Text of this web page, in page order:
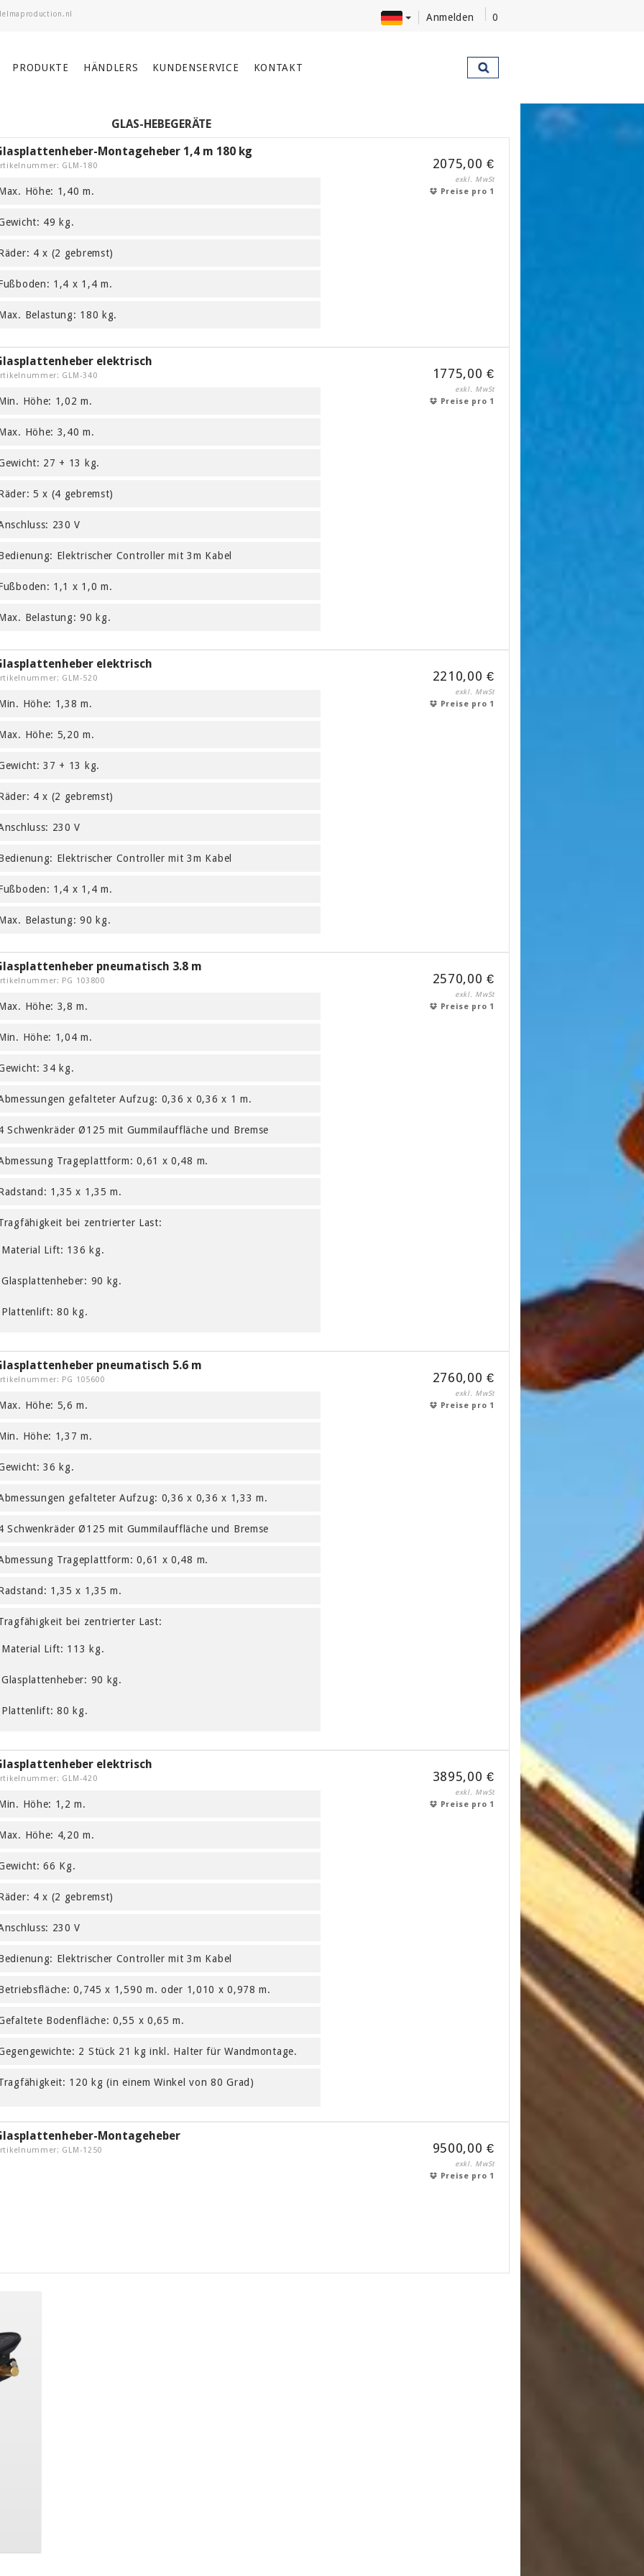
Anmelden 0
PRODUKTE HÄNDLERS KUNDENSERVICE KONTAKT
GLAS-HEBEGERÄTE
Montageheber 1,4 m 180 kg
GLM-180
Höhe: 1,40 m.
49 kg.
4 x (2 gebremst)
1,4 x 1,4 m.
Belastung: 180 kg.
2075,00 €
exkl. MwSt
Preise pro 1
elektrisch
GLM-340
Höhe: 1,02 m.
Höhe: 3,40 m.
27 + 13 kg.
5 x (4 gebremst)
230 V
Elektrischer Controller mit 3m Kabel
1,1 x 1,0 m.
Belastung: 90 kg.
1775,00 €
exkl. MwSt
Preise pro 1
elektrisch
GLM-520
Höhe: 1,38 m.
Höhe: 5,20 m.
37 + 13 kg.
4 x (2 gebremst)
230 V
Elektrischer Controller mit 3m Kabel
1,4 x 1,4 m.
Belastung: 90 kg.
2210,00 €
exkl. MwSt
Preise pro 1
pneumatisch 3.8 m
PG 103800
Höhe: 3,8 m.
Höhe: 1,04 m.
34 kg.
gefalteter Aufzug: 0,36 x 0,36 x 1 m.
Schwenkräder Ø125 mit Gummilauffläche und Bremse
Trageplattform: 0,61 x 0,48 m.
1,35 x 1,35 m.
bei zentrierter Last:
Material Lift: 136 kg.
Glasplattenheber: 90 kg.
Plattenlift: 80 kg.
2570,00 €
exkl. MwSt
Preise pro 1
pneumatisch 5.6 m
PG 105600
Höhe: 5,6 m.
Höhe: 1,37 m.
36 kg.
gefalteter Aufzug: 0,36 x 0,36 x 1,33 m.
Schwenkräder Ø125 mit Gummilauffläche und Bremse
Trageplattform: 0,61 x 0,48 m.
1,35 x 1,35 m.
bei zentrierter Last:
Material Lift: 113 kg.
Glasplattenheber: 90 kg.
Plattenlift: 80 kg.
2760,00 €
exkl. MwSt
Preise pro 1
elektrisch
GLM-420
Höhe: 1,2 m.
Höhe: 4,20 m.
66 Kg.
4 x (2 gebremst)
230 V
Elektrischer Controller mit 3m Kabel
0,745 x 1,590 m. oder 1,010 x 0,978 m.
Bodenfläche: 0,55 x 0,65 m.
2 Stück 21 kg inkl. Halter für Wandmontage.
120 kg (in einem Winkel von 80 Grad)
3895,00 €
exkl. MwSt
Preise pro 1
Montageheber
GLM-1250 9500,00 €
exkl. MwSt
Preise pro 1